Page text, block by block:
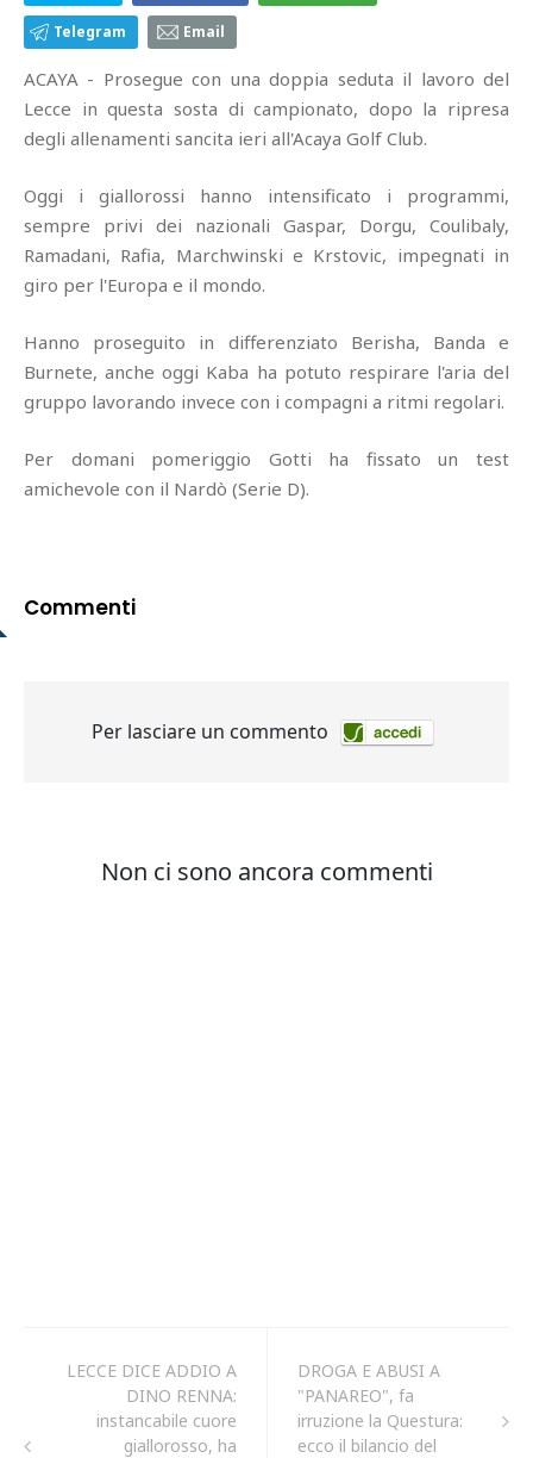
Telegram Email
ACAYA - Prosegue con una doppia seduta il lavoro del
Lecce in questa sosta di campionato, dopo la ripresa
degli allenamenti sancita ieri all'Acaya Golf Club.
Oggi i giallorossi hanno intensificato i programmi,
sempre privi dei nazionali Gaspar, Dorgu, Coulibaly,
Ramadani, Rafia, Marchwinski e Krstovic, impegnati in
giro per l'Europa e il mondo.
Hanno proseguito in differenziato Berisha, Banda e
Burnete, anche oggi Kaba ha potuto respirare l'aria del
gruppo lavorando invece con i compagni a ritmi regolari.
Per domani pomeriggio Gotti ha fissato un test
amichevole con il Nardò (Serie D).
Commenti
LECCE DICE ADDIO A
DINO RENNA:
instancabile cuore
giallorosso, ha
DROGA E ABUSI A
"PANAREO", fa
irruzione la Questura:
ecco il bilancio del